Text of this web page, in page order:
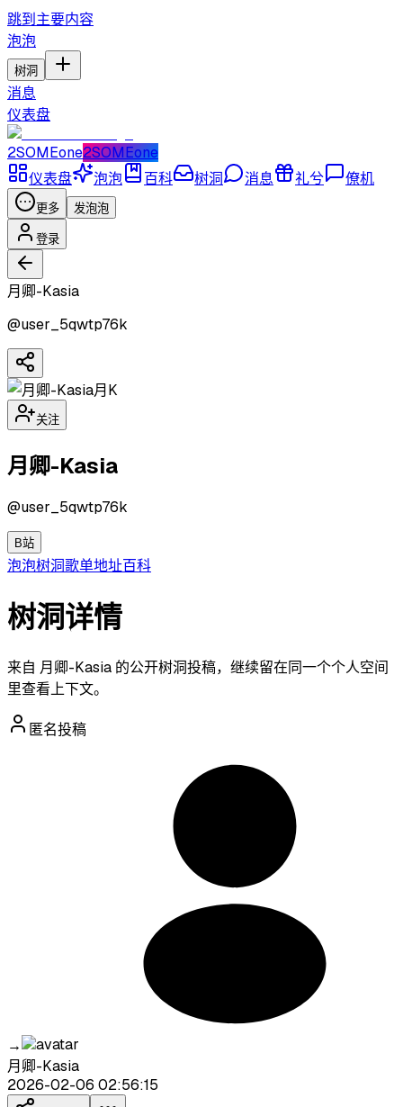
跳到主要内容
泡泡
树洞
消息
仪表盘
2SOMEone2SOMEone
仪表盘
泡泡 百科 树洞 消息 礼兮 僚机
更多 发泡泡
登录
月卿-Kasia
@user_5qwtp76k
月K
关注
月卿-Kasia
@user_5qwtp76k
B站
泡泡树洞歌单地址百科
树洞详情
来自 月卿-Kasia 的公开树洞投稿，继续留在同一个个人空间
里查看上下文。
匿名投稿
→
月卿-Kasia
2026-02-06 02:56:15